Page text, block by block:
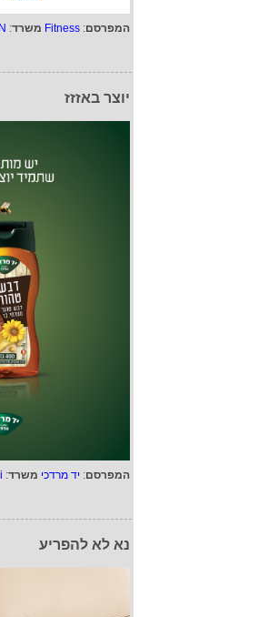
המפרסם:
Fitness משרד:
יוצר באזזז
המפרסם: יד מרדכי משרד:
נא לא להפריע